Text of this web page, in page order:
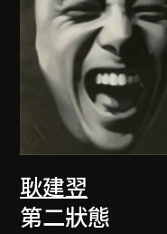
耿建翌
第二狀態